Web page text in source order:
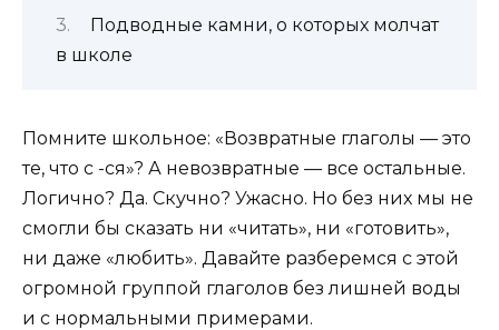
Подводные камни, о которых молчат
в школе
Помните школьное: «Возвратные глаголы — это
те, что с -ся»? А невозвратные — все остальные.
Логично? Да. Скучно? Ужасно. Но без них мы не
смогли бы сказать ни «читать», ни «готовить»,
ни даже «любить». Давайте разберемся с этой
огромной группой глаголов без лишней воды
и с нормальными примерами.